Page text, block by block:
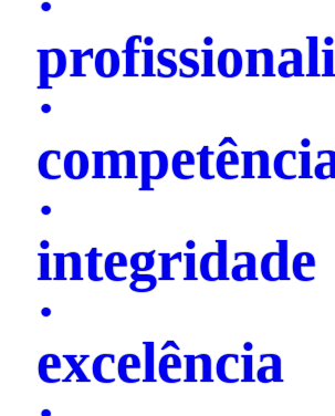
·
·
integridade
·
excelência